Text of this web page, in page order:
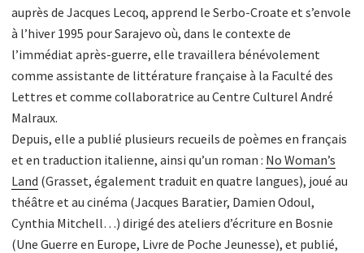
auprès de Jacques Lecoq, apprend le Serbo-Croate et s’envole
à l’hiver 1995 pour Sarajevo où, dans le contexte de
l’immédiat après-guerre, elle travaillera bénévolement
comme assistante de littérature française à la Faculté des
Lettres et comme collaboratrice au Centre Culturel André
Malraux.
Depuis, elle a publié plusieurs recueils de poèmes en français
et en traduction italienne, ainsi qu’un roman : No Woman’s
Land (Grasset, également traduit en quatre langues), joué au
théâtre et au cinéma (Jacques Baratier, Damien Odoul,
Cynthia Mitchell…) dirigé des ateliers d’écriture en Bosnie
(Une Guerre en Europe, Livre de Poche Jeunesse), et publié,